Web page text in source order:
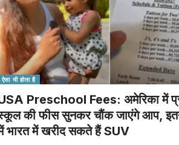
ऐसा भी होता है
Preschool Fees: अमेरिका में
की फीस सुनकर चौंक जाएंगे आप,
भारत में खरीद सकते हैं SUV